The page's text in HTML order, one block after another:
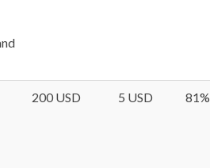
200 USD 5 USD 81%